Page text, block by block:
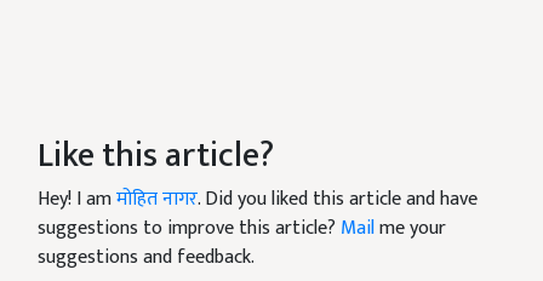
Like this article?
Hey! I amमोहित नागर. Did you liked this article and have
suggestions to improve this article? Mailme your
suggestions and feedback.